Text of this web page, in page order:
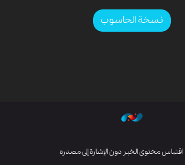
نسخة الحاسوب
محتوى الخبر دون الإشارة إلى مصدره